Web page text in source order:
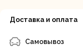
Доставка и оплата
Самовывоз